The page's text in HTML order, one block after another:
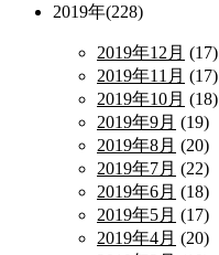
2019年(228)
2019年12月 (17)
2019年11月 (17)
2019年10月 (18)
2019年9月 (19)
2019年8月 (20)
2019年7月 (22)
2019年6月 (18)
2019年5月 (17)
2019年4月 (20)